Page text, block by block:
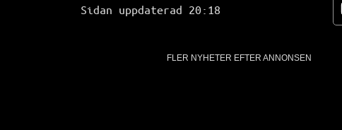
Sidan uppdaterad 20:18
FLER NYHETER EFTER ANNONSEN